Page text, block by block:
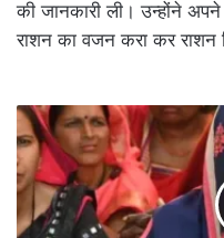
की जानकारी ली। उन्होंने अपने
राशन का वजन करा कर राशन
सीएम
ने
दिखाई
संवेदनशीलता,
बेसहारा
महिला